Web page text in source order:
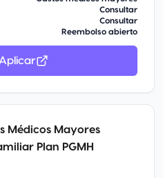
Consultar
Consultar
Reembolso abierto
Aplicar
Médicos Mayores
Plan PGMH